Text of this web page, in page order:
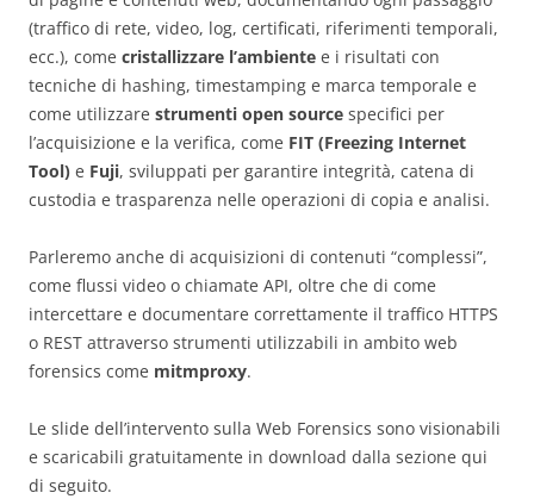
(traffico di rete, video, log, certificati, riferimenti temporali,
ecc.), come cristallizzare l’ambiente e i risultati con
tecniche di hashing, timestamping e marca temporale e
come utilizzare strumenti open source specifici per
l’acquisizione e la verifica, come FIT (Freezing Internet
Tool) e Fuji, sviluppati per garantire integrità, catena di
custodia e trasparenza nelle operazioni di copia e analisi.
Parleremo anche di acquisizioni di contenuti “complessi”,
come flussi video o chiamate API, oltre che di come
intercettare e documentare correttamente il traffico HTTPS
o REST attraverso strumenti utilizzabili in ambito web
forensics come mitmproxy.
Le slide dell’intervento sulla Web Forensics sono visionabili
e scaricabili gratuitamente in download dalla sezione qui
di seguito.